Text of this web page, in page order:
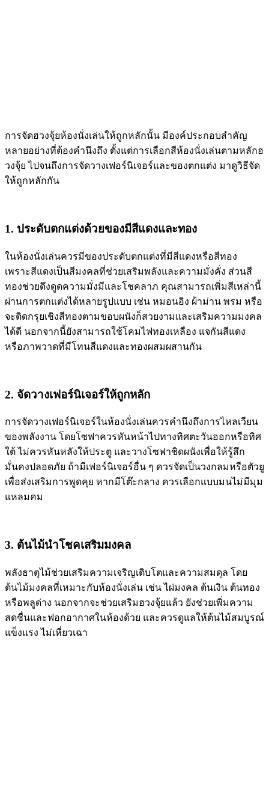
การจัดฮวงจุ้ยห้องนั่งเล่นให้ถูกหลักนั้น มีองค์ประกอบสำคัญ
หลายอย่างที่ต้องคำนึงถึง ตั้งแต่การเลือกสีห้องนั่งเล่นตามหลักฮ
วงจุ้ย ไปจนถึงการจัดวางเฟอร์นิเจอร์และของตกแต่ง มาดูวิธีจัด
ให้ถูกหลักกัน
1. ประดับตกแต่งด้วยของมีสีแดงและทอง
ในห้องนั่งเล่นควรมีของประดับตกแต่งที่มีสีแดงหรือสีทอง
เพราะสีแดงเป็นสีมงคลที่ช่วยเสริมพลังและความมั่งคั่ง ส่วนสี
ทองช่วยดึงดูดความมั่งมีและโชคลาภ คุณสามารถเพิ่มสีเหล่านี้
ผ่านการตกแต่งได้หลายรูปแบบ เช่น หมอนอิง ผ้าม่าน พรม หรือ
จะติดกรุยเชิงสีทองตามขอบผนังก็สวยงามและเสริมความมงคล
ได้ดี นอกจากนี้ยังสามารถใช้โคมไฟทองเหลือง แจกันสีแดง
หรือภาพวาดที่มีโทนสีแดงและทองผสมผสานกัน
2. จัดวางเฟอร์นิเจอร์ให้ถูกหลัก
การจัดวางเฟอร์นิเจอร์ในห้องนั่งเล่นควรคำนึงถึงการไหลเวียน
ของพลังงาน โดยโซฟาควรหันหน้าไปทางทิศตะวันออกหรือทิศ
ใต้ ไม่ควรหันหลังให้ประตู และวางโซฟาชิดผนังเพื่อให้รู้สึก
มั่นคงปลอดภัย ถ้ามีเฟอร์นิเจอร์อื่น ๆ ควรจัดเป็นวงกลมหรือตัวยู
เพื่อส่งเสริมการพูดคุย หากมีโต๊ะกลาง ควรเลือกแบบมนไม่มีมุม
แหลมคม
3. ต้นไม้นำโชคเสริมมงคล
พลังธาตุไม้ช่วยเสริมความเจริญเติบโตและความสมดุล โดย
ต้นไม้มงคลที่เหมาะกับห้องนั่งเล่น เช่น ไผ่มงคล ต้นเงิน ต้นทอง
หรือพลูด่าง นอกจากจะช่วยเสริมฮวงจุ้ยแล้ว ยังช่วยเพิ่มความ
สดชื่นและฟอกอากาศในห้องด้วย และควรดูแลให้ต้นไม้สมบูรณ์
แข็งแรง ไม่เหี่ยวเฉา